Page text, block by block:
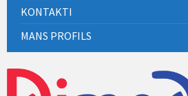
KONTAKTI
MANS PROFILS